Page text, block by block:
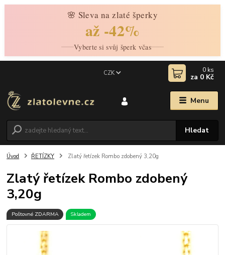
🌸 Sleva na zlaté šperky
až -42%
Vyberte si svůj šperk včas
Menu
CZK
Hledat
0 ks
za 0 Kč
Úvod ŘETÍZKY Zlatý řetízek Rombo zdobený 3,20g
Zlatý řetízek Rombo zdobený
3,20g
Poštovné ZDARMA Skladem